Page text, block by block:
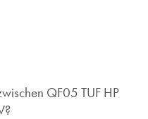
QF05 TUF HP